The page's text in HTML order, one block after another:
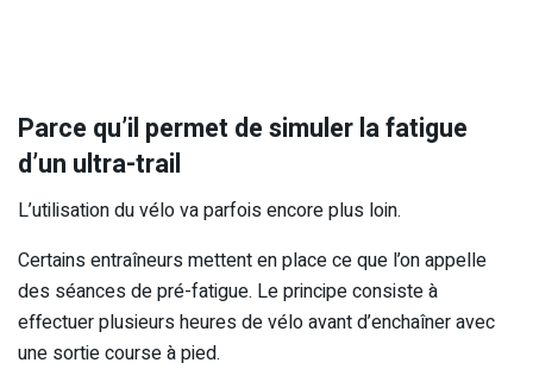
Parce qu’il permet de simuler la fatigue
d’un ultra-trail
L’utilisation du vélo va parfois encore plus loin.
Certains entraîneurs mettent en place ce que l’on appelle
des séances de pré-fatigue. Le principe consiste à
effectuer plusieurs heures de vélo avant d’enchaîner avec
une sortie course à pied.